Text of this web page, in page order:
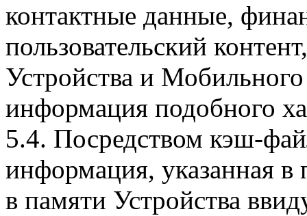
контактные данные,
пользовательский
Устройства и
информация подобного
5.4. Посредством кэш-
информация, указанная в
в памяти Устройства